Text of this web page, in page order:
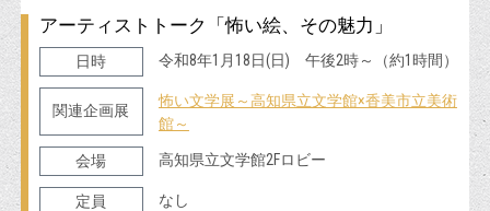
アーティストトーク「怖い絵、その魅力」
日時 令和8年1月18日(日) 午後2時～（約1時間）
関連企画展
怖い文学展～高知県立文学館×香美市立美術
館～
会場 高知県立文学館2Fロビー
定員 なし